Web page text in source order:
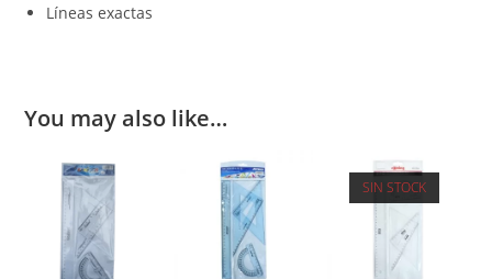
Líneas exactas
You may also like…
SIN STOCK